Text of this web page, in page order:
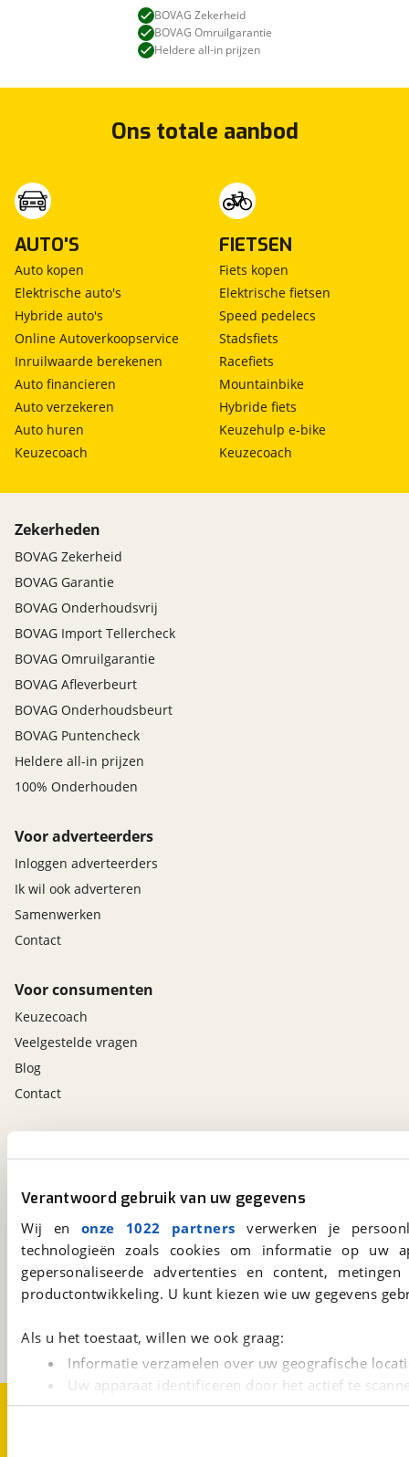
Verantwoord gebruik van uw gegevens
Wij en onze 1022 partners verwerken je
technologieën zoals cookies om informatie op
gepersonaliseerde advertenties en content,
productontwikkeling. U kunt kiezen wie uw gegevens
Als u het toestaat, willen we ook graag:
Informatie verzamelen over uw geografische
Uw apparaat identificeren door het actief te
Lees meer over hoe uw persoonlijke gegevens worden
BOVAG Zekerheid
BOVAG Omruilgarantie
Heldere all-in prijzen
Ons totale aanbod
AUTO'S
Auto kopen
Elektrische auto's
Hybride auto's
Online Autoverkoopservice
Inruilwaarde berekenen
Auto financieren
Auto verzekeren
Auto huren
Keuzecoach
FIETSEN
Fiets kopen
Elektrische fietsen
Speed pedelecs
Stadsfiets
Racefiets
Mountainbike
Hybride fiets
Keuzehulp e-bike
Keuzecoach
Zekerheden
BOVAG Zekerheid
BOVAG Garantie
BOVAG Onderhoudsvrij
BOVAG Import Tellercheck
BOVAG Omruilgarantie
BOVAG Afleverbeurt
BOVAG Onderhoudsbeurt
BOVAG Puntencheck
Heldere all-in prijzen
100% Onderhouden
Voor adverteerders
Inloggen adverteerders
Ik wil ook adverteren
Samenwerken
Contact
Voor consumenten
Keuzecoach
Veelgestelde vragen
Blog
Contact
viaBOVAG.nl
Kosterijland 15
Bunnik
Een initiatief van
BOVAG
Download 'm nu.
Over viaBOVAG.nlDisclaimer- en Privacyverklaring